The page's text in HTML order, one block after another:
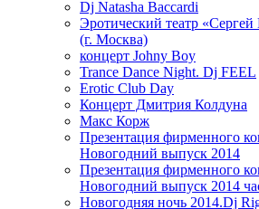
Dj Natasha Baccardi
Эротический театр
(г. Москва)
концерт Johny Boy
Trance Dance Night. Dj FEEL
Erotic Club Day
Концерт Дмитрия Колдуна
Макс Корж
Презентация фирменного
Новогодний выпуск 2014
Презентация фирменного
Новогодний выпуск 2014
Новогодняя ночь 2014.Dj